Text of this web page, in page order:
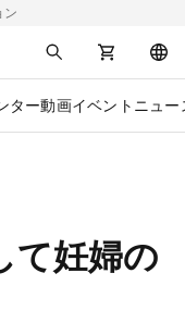
ン
ター動画イベント ニュー
て妊婦の